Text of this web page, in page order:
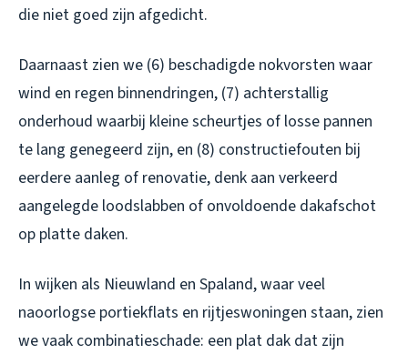
die niet goed zijn afgedicht.
Daarnaast zien we (6) beschadigde nokvorsten waar
wind en regen binnendringen, (7) achterstallig
onderhoud waarbij kleine scheurtjes of losse pannen
te lang genegeerd zijn, en (8) constructiefouten bij
eerdere aanleg of renovatie, denk aan verkeerd
aangelegde loodslabben of onvoldoende dakafschot
op platte daken.
In wijken als Nieuwland en Spaland, waar veel
naoorlogse portiekflats en rijtjeswoningen staan, zien
we vaak combinatieschade: een plat dak dat zijn